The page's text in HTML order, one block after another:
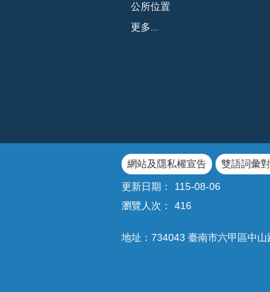
公所位置
更多...
網站及隱私權宣告 雙語詞彙
更新日期：
115-08-06
瀏覽人次：
416
地址：734043 臺南市六甲區中